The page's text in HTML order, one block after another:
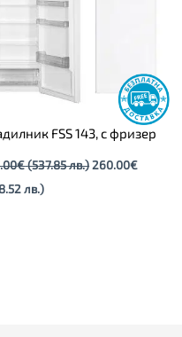
FSS 143, с фризер
€(537.85 лв.)260.00€
лв.)